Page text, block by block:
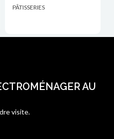
PÂTISSERIES
AU
visite.